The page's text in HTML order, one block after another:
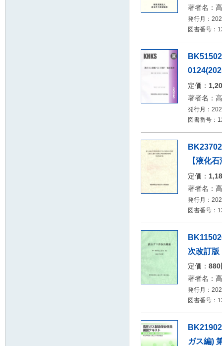
著者名：
発行月：
図書番号：
定価：
著者名：
発行月：
図書番号：
【液化
定価：
著者名：
発行月：
図書番号：
次改訂版
定価： 880
著者名：
発行月：
図書番号：
ガス編)